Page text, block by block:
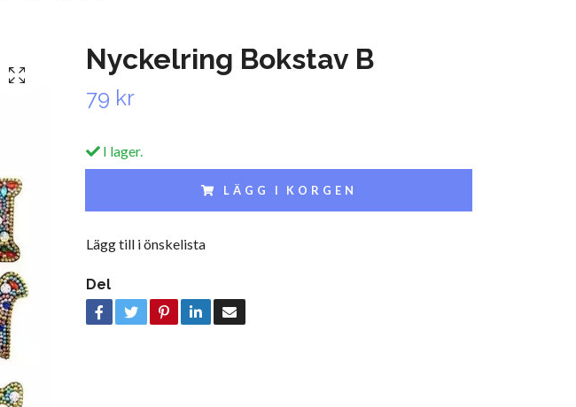
Nyckelring Bokstav B
79 kr
I lager.
LÄGG I KORGEN
Lägg till i önskelista
Del